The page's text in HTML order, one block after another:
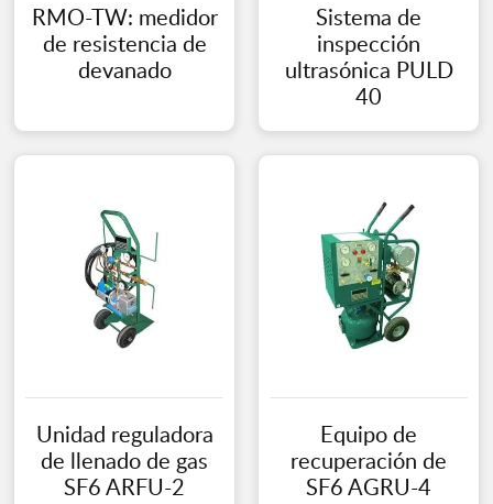
RMO-TW: medidor
de resistencia de
devanado
Sistema de
inspección
ultrasónica PULD
40
Unidad reguladora
de llenado de gas
SF6 ARFU-2
Equipo de
recuperación de
SF6 AGRU-4